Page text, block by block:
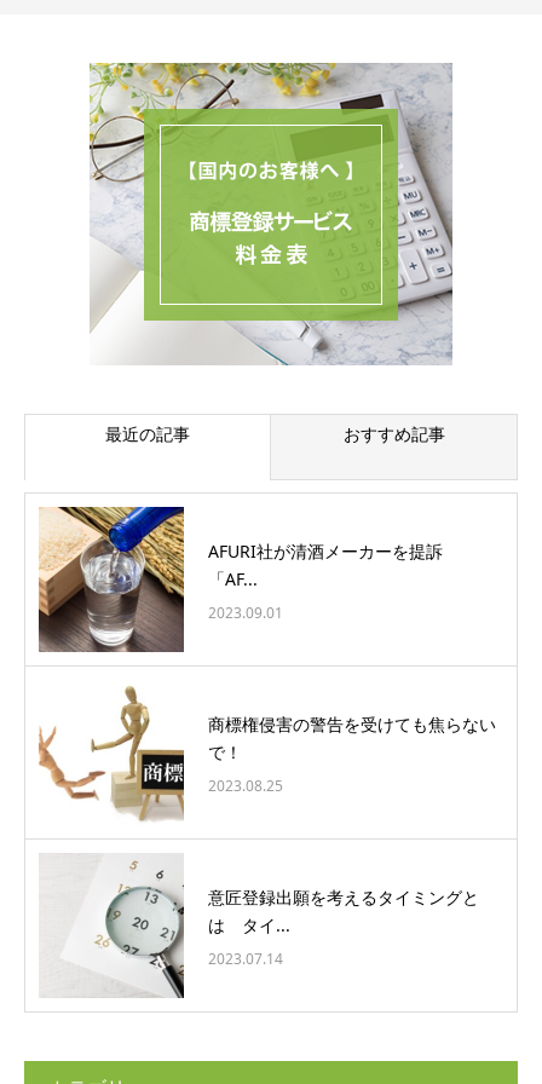
最近の記事 おすすめ記事
AFURI社が清酒メーカーを提訴
「AF...
2023.09.01
商標権侵害の警告を受けても焦らない
で！
2023.08.25
意匠登録出願を考えるタイミングと
は タイ...
2023.07.14